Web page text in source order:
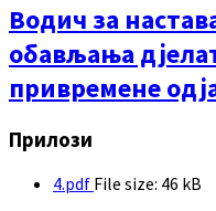
Водич за
обављања
привремене
Прилози
4.pdf File size: 46 kB